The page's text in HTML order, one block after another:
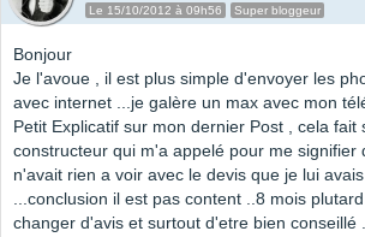
Le 15/10/2012 à 09h56 Super bloggeur
Bonjour
Je l'avoue , il est plus simple d'envoyer les
avec internet ...je galère un max avec mon
Petit Explicatif sur mon dernier Post , cela fait
constructeur qui m'a appelé pour me signifier
n'avait rien a voir avec le devis que je lui
...conclusion il est pas content ..8 mois
changer d'avis et surtout d'etre bien conseillé